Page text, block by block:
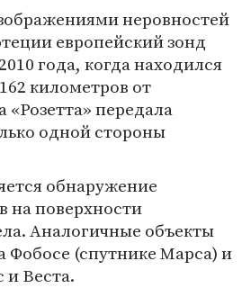
неровностей
европейский зонд
года, когда находился
километров от
«Розетта» передала
одной стороны
обнаружение
на поверхности
Аналогичные объекты
Фобосе (спутнике Марса) и
и Веста.